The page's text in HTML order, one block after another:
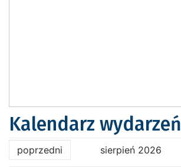
Kalendarz wydarzeń
poprzedni sierpień 2026